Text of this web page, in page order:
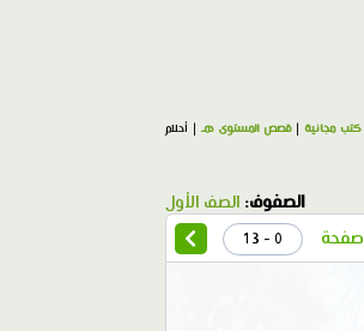
كتب مجانية |قصص المستوى هـ| أحلام
الصفوف: الصف الأول
صفحة 0 - 13